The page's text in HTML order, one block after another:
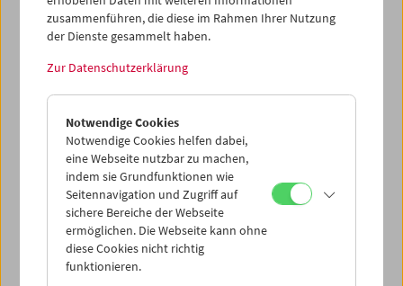
English language or subtitles
< Vorherige Woche
Mo 15.2.
Di 16.2.
Mi 17.2.
Do 18.2.
zusammenführen, die diese im Rahmen Ihrer Nutzung
der Dienste gesammelt haben.
Zur Datenschutzerklärung
Notwendige Cookies
Notwendige Cookies helfen dabei,
eine Webseite nutzbar zu machen,
indem sie Grundfunktionen wie
Seitennavigation und Zugriff auf
sichere Bereiche der Webseite
ermöglichen. Die Webseite kann ohne
diese Cookies nicht richtig
funktionieren.